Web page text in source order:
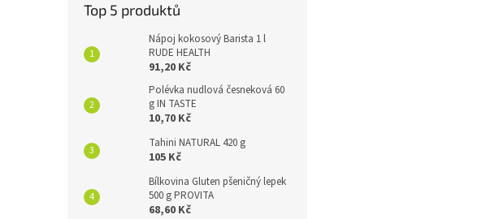
Top 5 produktů
Nápoj kokosový Barista 1 l
RUDE HEALTH
91,20 Kč
Polévka nudlová česneková 60
g IN TASTE
10,70 Kč
Tahini NATURAL 420 g
105 Kč
Bílkovina Gluten pšeničný lepek
500 g PROVITA
68,60 Kč